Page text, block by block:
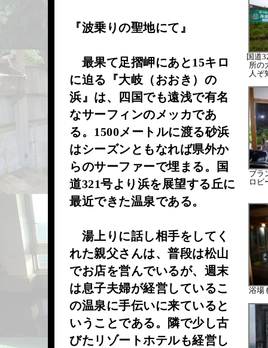
『波乗りの聖地にて』
最果て足摺岬にあと15キロ
に迫る『大岐（おおき）の
浜』は、四国でも遠浅で有名
なサーフィンのメッカであ
る。1500メートルに渡る砂浜
はシーズンともなれば県外か
らのサーファーで埋まる。国
道321号より浜を展望する丘に
最近できた温泉である。
湯上りに話し相手をしてく
れた親父さんは、普段は松山
でお店を営んでいるが、週末
は息子夫婦が経営しているこ
の温泉に手伝いに来ていると
いうことである。隣で少し古
びたリゾートホテルも経営し
国道
所の
人ぞ
ブラ
ロビ
浴場